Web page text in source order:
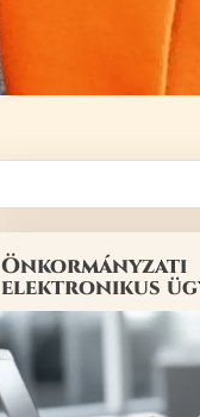
Önkormányzati
elektronikus